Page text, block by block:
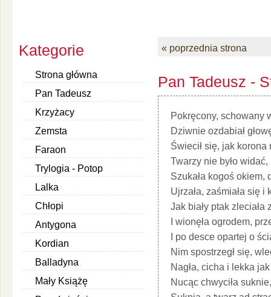
Kategorie
Strona główna
Pan Tadeusz
Krzyżacy
Zemsta
Faraon
Trylogia - Potop
Lalka
Chłopi
Antygona
Kordian
Balladyna
Mały Książę
« poprzednia strona
Pan Tadeusz -
Pokręcony, schowany
Dziwnie ozdabiał
Świecił się, jak
Twarzy nie było
Szukała kogoś okiem,
Ujrzała, zaśmiała się i
Jak biały ptak zleciała
I wionęła ogrodem,
I po desce opartej o
Nim spostrzegł się,
Nagła, cicha i lekka
Nucąc chwyciła